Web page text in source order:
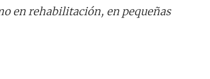
en rehabilitación, en pequeñas